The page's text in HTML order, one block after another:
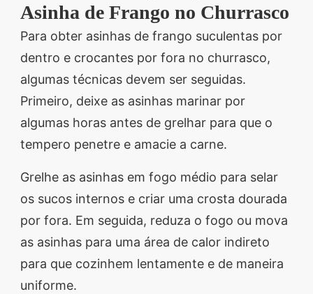
Asinha de Frango no Churrasco
Para obter asinhas de frango suculentas por
dentro e crocantes por fora no churrasco,
algumas técnicas devem ser seguidas.
Primeiro, deixe as asinhas marinar por
algumas horas antes de grelhar para que o
tempero penetre e amacie a carne.
Grelhe as asinhas em fogo médio para selar
os sucos internos e criar uma crosta dourada
por fora. Em seguida, reduza o fogo ou mova
as asinhas para uma área de calor indireto
para que cozinhem lentamente e de maneira
uniforme.